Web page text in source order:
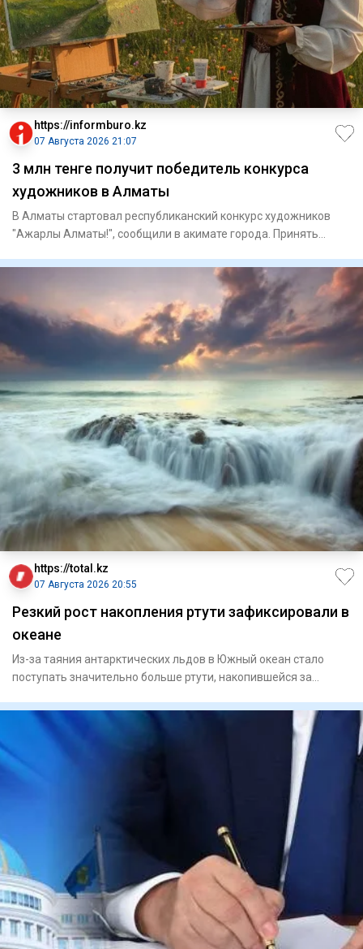
https://informburo.kz
07 Августа 2026 21:07
3 млн тенге получит победитель конкурса
художников в Алматы
В Алматы стартовал республиканский конкурс художников
"Ажарлы Алматы!", сообщили в акимате города. Принять
https://total.kz
07 Августа 2026 20:55
Резкий рост накопления ртути зафиксировали в
океане
Из-за таяния антарктических льдов в Южный океан стало
поступать значительно больше ртути, накопившейся за